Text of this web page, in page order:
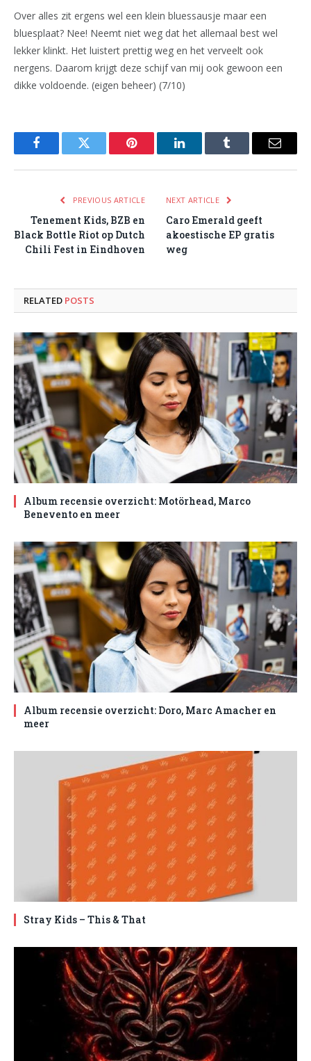
Over alles zit ergens wel een klein bluessausje maar een
bluesplaat? Nee! Neemt niet weg dat het allemaal best wel
lekker klinkt. Het luistert prettig weg en het verveelt ook
nergens. Daarom krijgt deze schijf van mij ook gewoon een
dikke voldoende. (eigen beheer) (7/10)
FacebookTwitter Pinterest LinkedInTumblr Email
PREVIOUS ARTICLE
Tenement Kids, BZB en
Black Bottle Riot op Dutch
Chili Fest in Eindhoven
NEXT ARTICLE
Caro Emerald geeft
akoestische EP gratis
weg
RELATED POSTS
Album recensie overzicht: Motörhead, Marco
Benevento en meer
Album recensie overzicht: Doro, Marc Amacher en
meer
Stray Kids – This & That